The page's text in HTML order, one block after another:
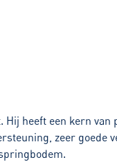
heeft een kern van
zeer